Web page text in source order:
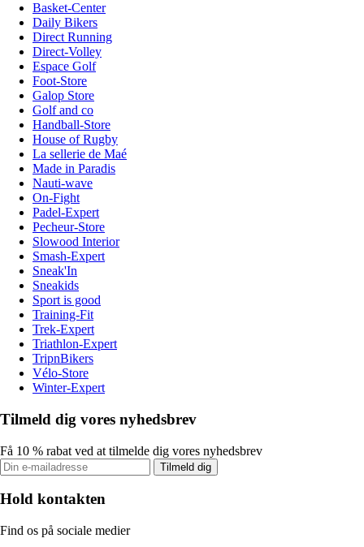
Basket-Center
Daily Bikers
Direct Running
Direct-Volley
Espace Golf
Foot-Store
Galop Store
Golf and co
Handball-Store
House of Rugby
La sellerie de Maé
Made in Paradis
Nauti-wave
On-Fight
Padel-Expert
Pecheur-Store
Slowood Interior
Smash-Expert
Sneak'In
Sneakids
Sport is good
Training-Fit
Trek-Expert
Triathlon-Expert
TripnBikers
Vélo-Store
Winter-Expert
Tilmeld dig vores nyhedsbrev
Få 10 % rabat ved at tilmelde dig vores nyhedsbrev
Tilmeld dig
Hold kontakten
Find os på sociale medier